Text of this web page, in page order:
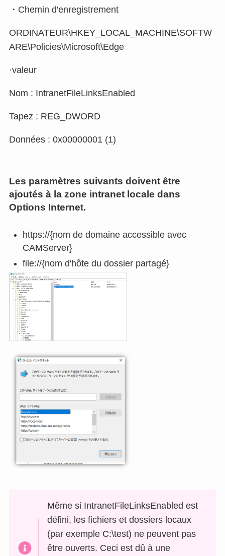
・Chemin d'enregistrement
ORDINATEUR\HKEY_LOCAL_MACHINE\SOFTW
ARE\Policies\Microsoft\Edge
·valeur
Nom : IntranetFileLinksEnabled
Tapez : REG_DWORD
Données : 0x00000001 (1)
Les paramètres suivants doivent être
ajoutés à la zone intranet locale dans
Options Internet.
https://{nom de domaine accessible avec
CAMServer}
file://{nom d'hôte du dossier partagé}
Même si IntranetFileLinksEnabled est
défini, les fichiers et dossiers locaux
(par exemple C:\test) ne peuvent pas
être ouverts. Ceci est dû à une